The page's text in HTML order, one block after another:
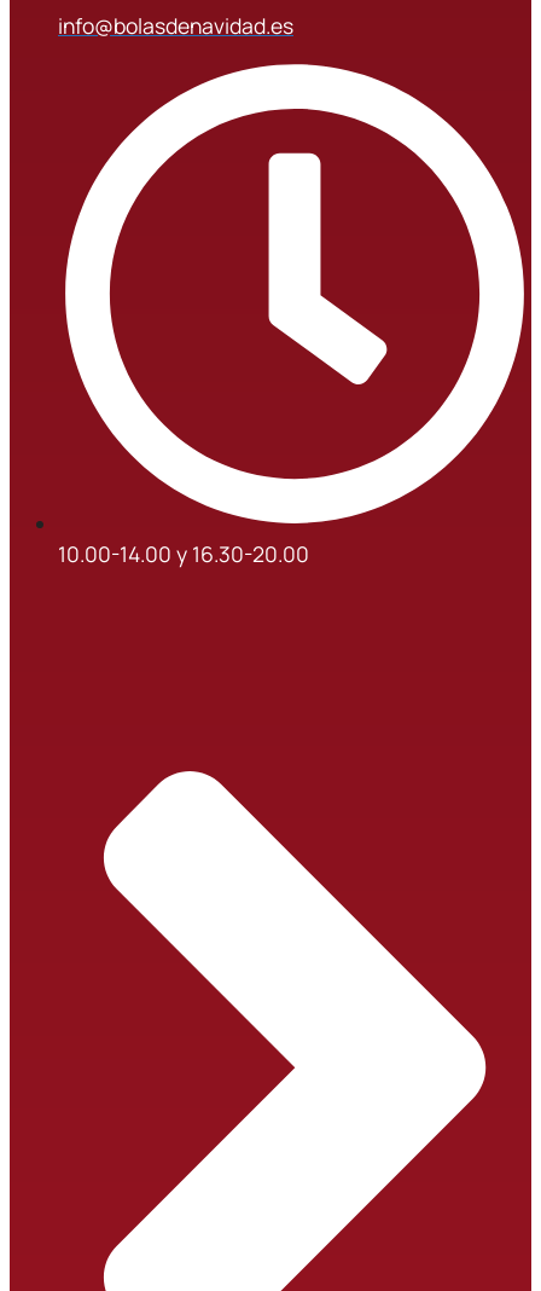
info@bolasdenavidad.es
10.00-14.00 y 16.30-20.00